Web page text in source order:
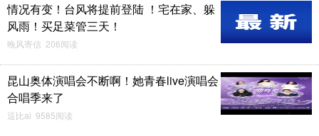
情况有变！台风将提前登陆 ！宅在家、躲
风雨！买足菜管三天！
晚风寄信 206阅读
昆山奥体演唱会不断啊！她青春live演唱会
合唱季来了
逗比ai 9585阅读